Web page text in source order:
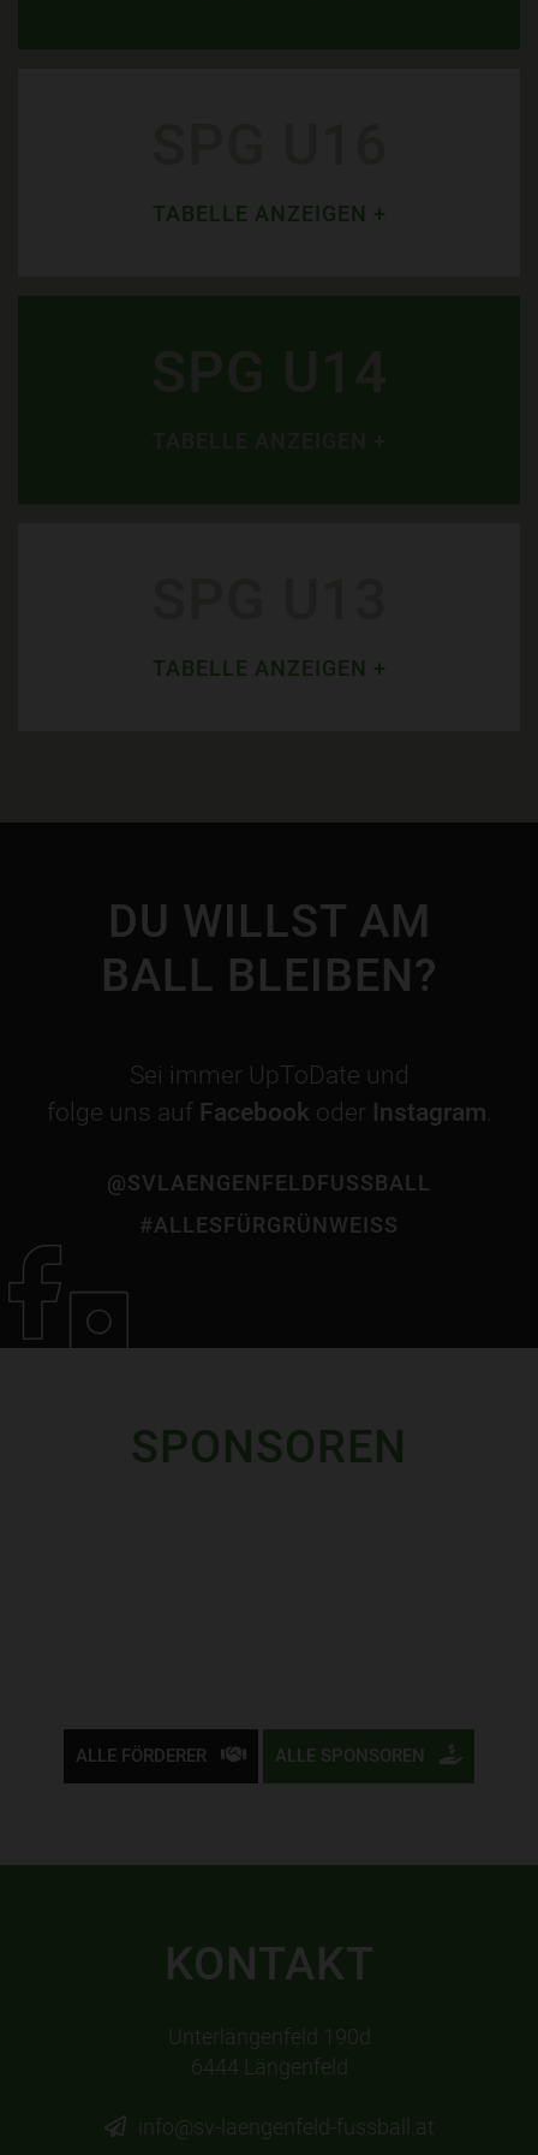
TABELLE ANZEIGEN +
TABELLE ANZEIGEN +
DU WILLST AM
BALL BLEIBEN?
Sei immer UpToDate und
folge uns auf Facebook oder Instagram.
@SVLAENGENFELDFUSSBALL
#ALLESFÜRGRÜNWEISS
SPONSOREN
ALLE FÖRDERER ALLE SPONSOREN
KONTAKT
Unterlängenfeld 190d
6444 Längenfeld
info@sv-laengenfeld-fussball.at